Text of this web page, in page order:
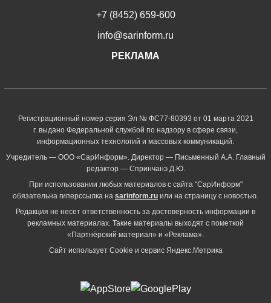
+7 (8452) 659-600
info@sarinform.ru
РЕКЛАМА
Регистрационный номер серия Эл № ФС77-80393 от 01 марта 2021
г. выдано Федеральной службой по надзору в сфере связи,
информационных технологий и массовых коммуникаций.
Учредитель — ООО «СарИнформ». Директор — Письменный А.А. Главный
редактор — Спринчанэ Д.Ю.
При использовании любых материалов с сайта "СарИнформ"
обязательна гиперссылка на sarinform.ru или на страницу с новостью.
Редакция не несет ответственность за достоверность информации в
рекламных материалах. Такие материалы выходят с пометкой
«Партнёрский материал» и «Реклама».
Сайт использует Cookie и сервиc Яндекс.Метрика